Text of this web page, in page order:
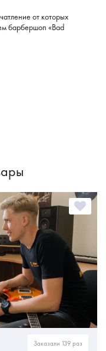
от которых
барбершоп «Bad
Заказали 139 раз